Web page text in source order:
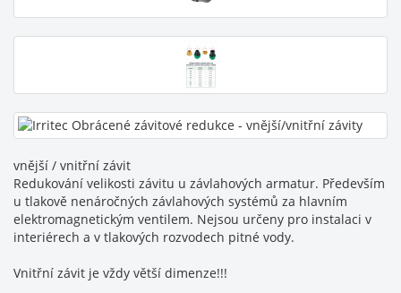
vnější / vnitřní závit
Redukování velikosti závitu u závlahových armatur. Především
u tlakově nenáročných závlahových systémů za hlavním
elektromagnetickým ventilem. Nejsou určeny pro instalaci v
interiérech a v tlakových rozvodech pitné vody.
Vnitřní závit je vždy větší dimenze!!!